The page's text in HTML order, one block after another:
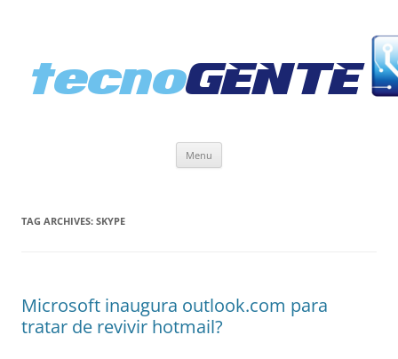
Menu
TAG ARCHIVES: SKYPE
Microsoft inaugura outlook.com para
tratar de revivir hotmail?